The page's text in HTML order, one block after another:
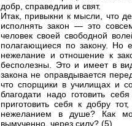
добр, справедлив и свят.
Итак, привыкни к мысли, что
исполнять закон — это
человек своей свободной
полагающиеся по закону. Но
нежелание и отношение к
бесполезны. Это и имеет в
закона не оправдывается
что спорщики в училищах и
благодати надо готовить
приготовить себя к добру
нежеланием в душе? Как
вымученно, через силу? (5)